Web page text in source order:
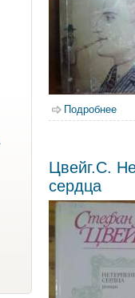
Подробнее
Цвейг.С.
сердца